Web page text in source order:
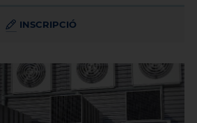
INSCRIPCIÓ